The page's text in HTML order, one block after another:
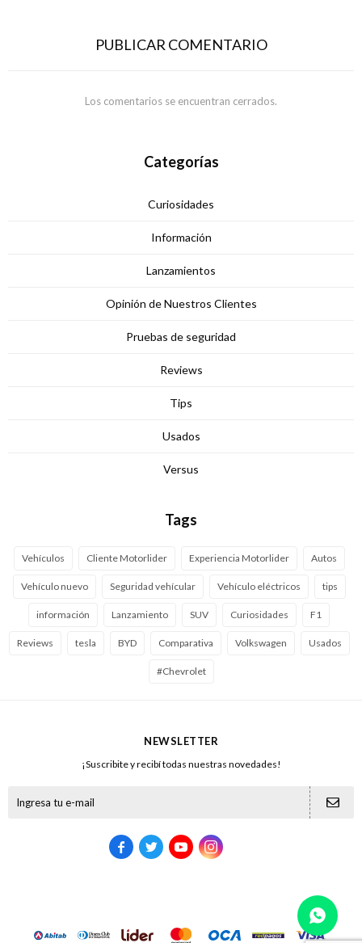
PUBLICAR COMENTARIO
Los comentarios se encuentran cerrados.
Categorías
Curiosidades
Información
Lanzamientos
Opinión de Nuestros Clientes
Pruebas de seguridad
Reviews
Tips
Usados
Versus
Tags
Vehículos Cliente Motorlider Experiencia Motorlider Autos
Vehículo nuevo Seguridad vehícular Vehículo eléctricos tips
información Lanzamiento SUV Curiosidades F1
Reviews tesla BYD Comparativa Volkswagen Usados
#Chevrolet
NEWSLETTER
¡Suscribite y recibí todas nuestras novedades!
   